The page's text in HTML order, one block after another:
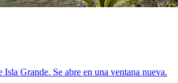
Grande. Se abre en una ventana nueva.